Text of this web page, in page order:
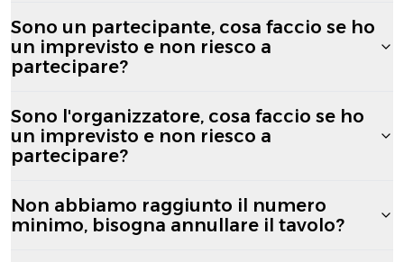
Sono un partecipante, cosa faccio se ho
un imprevisto e non riesco a
partecipare?
Sono l'organizzatore, cosa faccio se ho
un imprevisto e non riesco a
partecipare?
Non abbiamo raggiunto il numero
minimo, bisogna annullare il tavolo?